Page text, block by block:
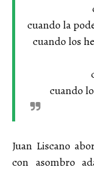
cuando la
cuando los
cuando
Juan Liscano
con asombro